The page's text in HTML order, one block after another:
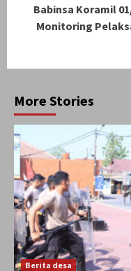
Babinsa Koramil
Monitoring
More Stories
Berita desa